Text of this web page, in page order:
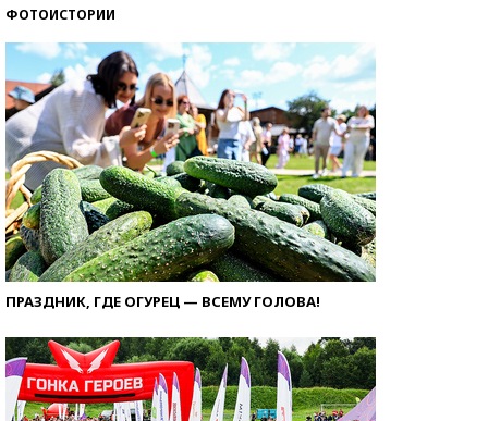
ФОТОИСТОРИИ
ПРАЗДНИК, ГДЕ ОГУРЕЦ — ВСЕМУ ГОЛОВА!